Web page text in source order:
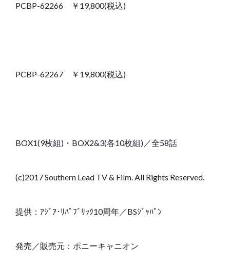
PCBP-62266 ￥19,800(税込)
PCBP-62267 ￥19,800(税込)
BOX1(9枚組)・BOX2&3(各10枚組)／全58話
(c)2017 Southern Lead TV & Film. All Rights Reserved.
提供：ｱｼﾞｱ･ﾘﾊﾟﾌﾞﾘｯｸ10周年／BSｼﾞｬﾊﾟﾝ
発売／販売元：ポニーキャニオン